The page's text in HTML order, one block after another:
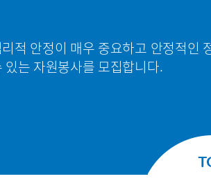
적 안정이 매우 중요하고 안정적인
는 자원봉사를 모집합니다.